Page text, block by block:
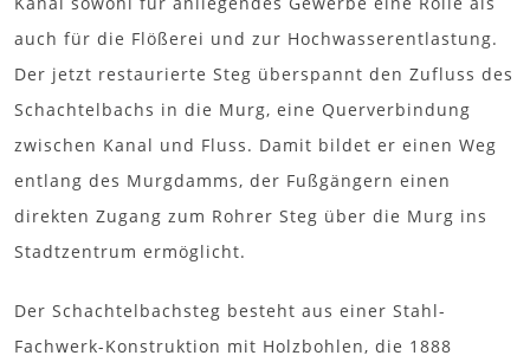
auch für die Flößerei und zur Hochwasserentlastung.
Der jetzt restaurierte Steg überspannt den Zufluss des
Schachtelbachs in die Murg, eine Querverbindung
zwischen Kanal und Fluss. Damit bildet er einen Weg
entlang des Murgdamms, der Fußgängern einen
direkten Zugang zum Rohrer Steg über die Murg ins
Stadtzentrum ermöglicht.
Der Schachtelbachsteg besteht aus einer Stahl-
Fachwerk-Konstruktion mit Holzbohlen, die 1888